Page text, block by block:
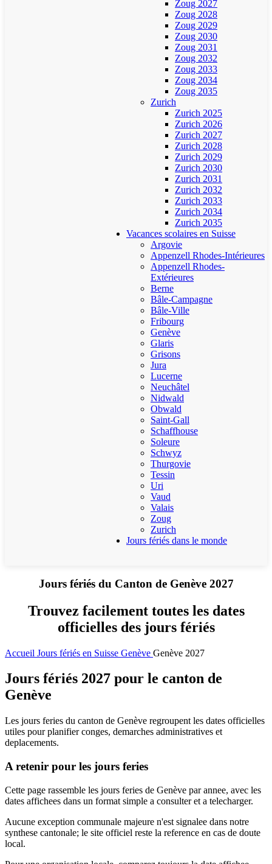
Zoug 2027
Zoug 2028
Zoug 2029
Zoug 2030
Zoug 2031
Zoug 2032
Zoug 2033
Zoug 2034
Zoug 2035
Zurich
Zurich 2025
Zurich 2026
Zurich 2027
Zurich 2028
Zurich 2029
Zurich 2030
Zurich 2031
Zurich 2032
Zurich 2033
Zurich 2034
Zurich 2035
Vacances scolaires en Suisse
Argovie
Appenzell Rhodes-Intérieures
Appenzell Rhodes-
Extérieures
Berne
Bâle-Campagne
Bâle-Ville
Fribourg
Genève
Glaris
Grisons
Jura
Lucerne
Neuchâtel
Nidwald
Obwald
Saint-Gall
Schaffhouse
Soleure
Schwyz
Thurgovie
Tessin
Uri
Vaud
Valais
Zoug
Zurich
Jours fériés dans le monde
Jours fériés du Canton de Genève 2027
Trouvez facilement toutes les dates
officielles des jours fériés
Accueil Jours fériés en Suisse Genève Genève 2027
Jours fériés 2027 pour le canton de
Genève
Les jours feries du canton de Genève regroupent les dates officielles
utiles pour planifier conges, demarches administratives et
deplacements.
A retenir pour les jours feries
Cette page rassemble les jours feries de Genève par annee, avec les
dates affichees dans un format simple a consulter et a telecharger.
Aucune exception communale majeure n'est signalee dans notre
synthese cantonale; le site officiel reste la reference en cas de doute
local.